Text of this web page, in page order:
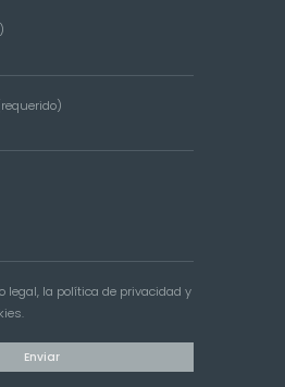
legal, la política de privacidad y
.